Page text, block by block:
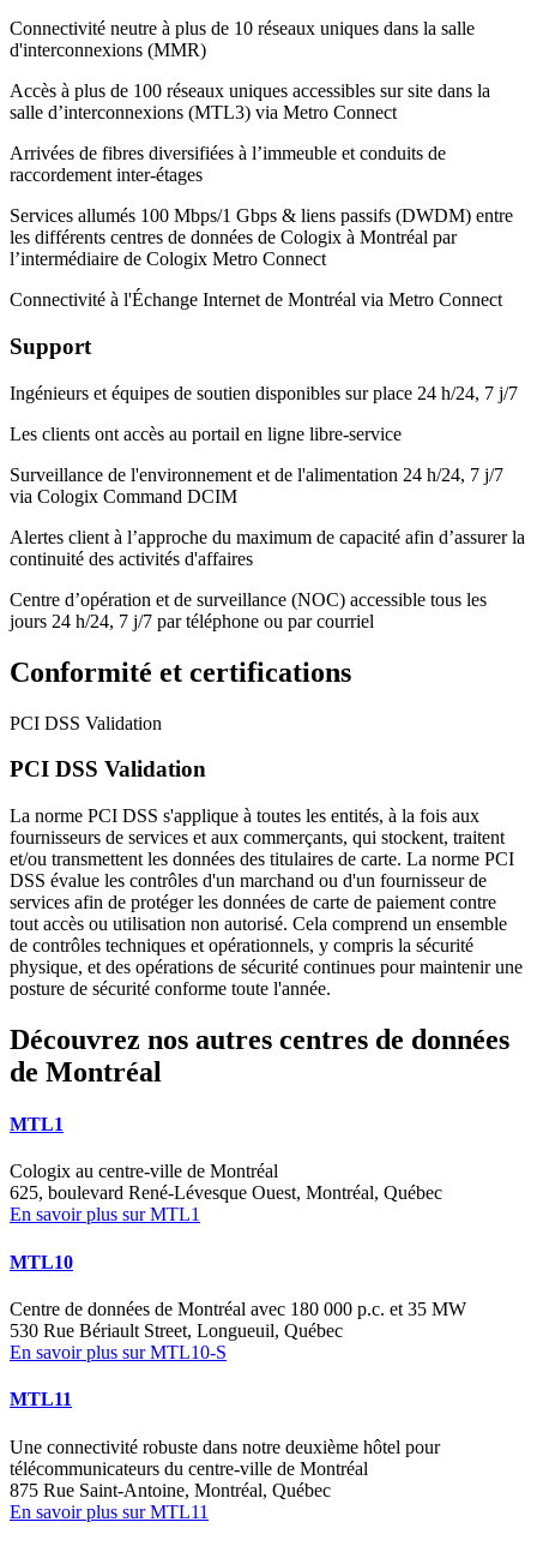
Connectivité neutre à plus de 10 réseaux uniques dans la salle
d'interconnexions (MMR)
Accès à plus de 100 réseaux uniques accessibles sur site dans la
salle d’interconnexions (MTL3) via Metro Connect
Arrivées de fibres diversifiées à l’immeuble et conduits de
raccordement inter-étages
Services allumés 100 Mbps/1 Gbps & liens passifs (DWDM) entre
les différents centres de données de Cologix à Montréal par
l’intermédiaire de Cologix Metro Connect
Connectivité à l'Échange Internet de Montréal via Metro Connect
Support
Ingénieurs et équipes de soutien disponibles sur place 24 h/24, 7 j/7
Les clients ont accès au portail en ligne libre-service
Surveillance de l'environnement et de l'alimentation 24 h/24, 7 j/7
via Cologix Command DCIM
Alertes client à l’approche du maximum de capacité afin d’assurer la
continuité des activités d'affaires
Centre d’opération et de surveillance (NOC) accessible tous les
jours 24 h/24, 7 j/7 par téléphone ou par courriel
Conformité et certifications
PCI DSS Validation
PCI DSS Validation
La norme PCI DSS s'applique à toutes les entités, à la fois aux
fournisseurs de services et aux commerçants, qui stockent, traitent
et/ou transmettent les données des titulaires de carte. La norme PCI
DSS évalue les contrôles d'un marchand ou d'un fournisseur de
services afin de protéger les données de carte de paiement contre
tout accès ou utilisation non autorisé. Cela comprend un ensemble
de contrôles techniques et opérationnels, y compris la sécurité
physique, et des opérations de sécurité continues pour maintenir une
posture de sécurité conforme toute l'année.
Découvrez nos autres centres de données
de Montréal
MTL1
Cologix au centre-ville de Montréal
625, boulevard René-Lévesque Ouest, Montréal, Québec
En savoir plus sur MTL1
MTL10
Centre de données de Montréal avec 180 000 p.c. et 35 MW
530 Rue Bériault Street, Longueuil, Québec
En savoir plus sur MTL10-S
MTL11
Une connectivité robuste dans notre deuxième hôtel pour
télécommunicateurs du centre-ville de Montréal
875 Rue Saint-Antoine, Montréal, Québec
En savoir plus sur MTL11